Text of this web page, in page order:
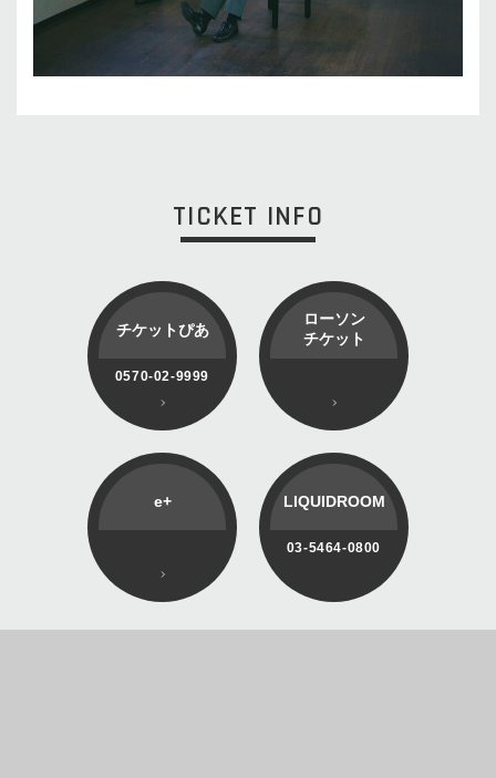
TICKET INFO
チケットぴあ
0570-02-9999
ローソン
チケット
e+ LIQUIDROOM
03-5464-0800